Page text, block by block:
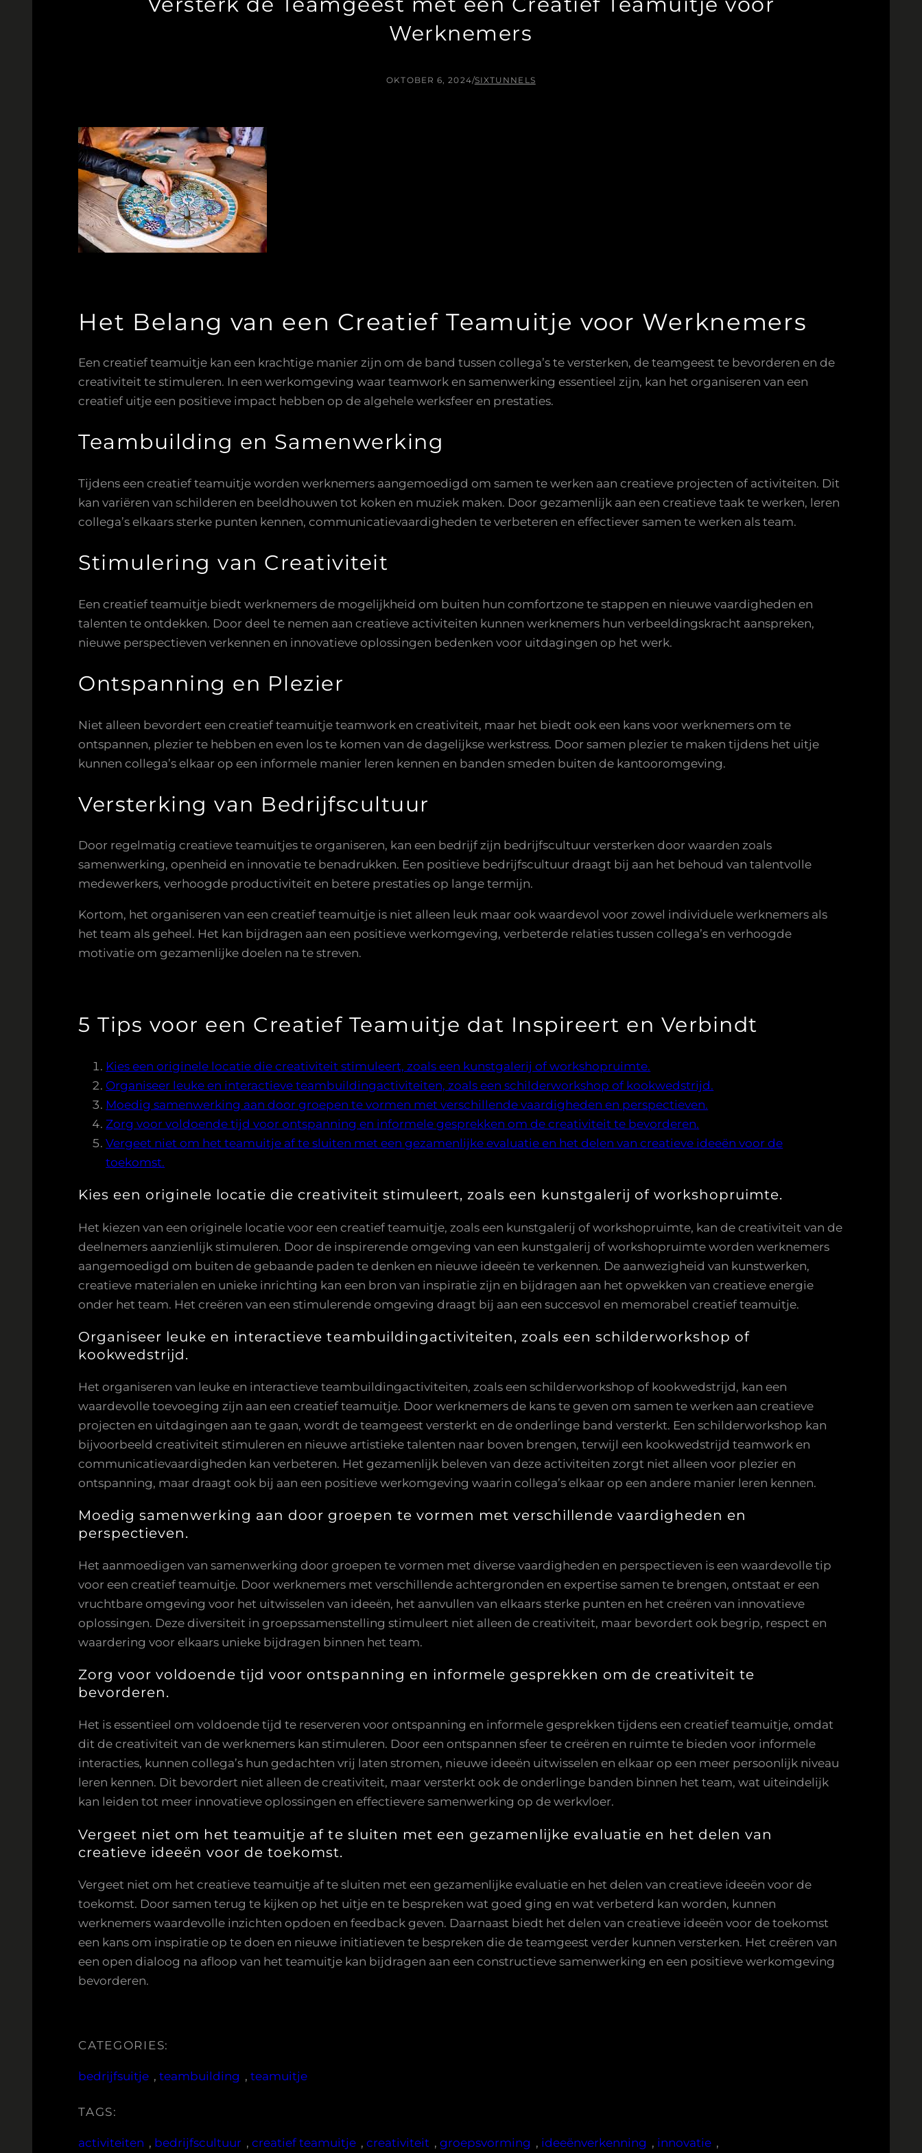
Werknemers
OKTOBER 6, 2024/SIXTUNNELS
Het Belang van een Creatief Teamuitje voor Werknemers
Een creatief teamuitje kan een krachtige manier zijn om de band tussen collega’s te versterken, de teamgeest te bevorderen en de
creativiteit te stimuleren. In een werkomgeving waar teamwork en samenwerking essentieel zijn, kan het organiseren van een
creatief uitje een positieve impact hebben op de algehele werksfeer en prestaties.
Teambuilding en Samenwerking
Tijdens een creatief teamuitje worden werknemers aangemoedigd om samen te werken aan creatieve projecten of activiteiten. Dit
kan variëren van schilderen en beeldhouwen tot koken en muziek maken. Door gezamenlijk aan een creatieve taak te werken, leren
collega’s elkaars sterke punten kennen, communicatievaardigheden te verbeteren en effectiever samen te werken als team.
Stimulering van Creativiteit
Een creatief teamuitje biedt werknemers de mogelijkheid om buiten hun comfortzone te stappen en nieuwe vaardigheden en
talenten te ontdekken. Door deel te nemen aan creatieve activiteiten kunnen werknemers hun verbeeldingskracht aanspreken,
nieuwe perspectieven verkennen en innovatieve oplossingen bedenken voor uitdagingen op het werk.
Ontspanning en Plezier
Niet alleen bevordert een creatief teamuitje teamwork en creativiteit, maar het biedt ook een kans voor werknemers om te
ontspannen, plezier te hebben en even los te komen van de dagelijkse werkstress. Door samen plezier te maken tijdens het uitje
kunnen collega’s elkaar op een informele manier leren kennen en banden smeden buiten de kantooromgeving.
Versterking van Bedrijfscultuur
Door regelmatig creatieve teamuitjes te organiseren, kan een bedrijf zijn bedrijfscultuur versterken door waarden zoals
samenwerking, openheid en innovatie te benadrukken. Een positieve bedrijfscultuur draagt bij aan het behoud van talentvolle
medewerkers, verhoogde productiviteit en betere prestaties op lange termijn.
Kortom, het organiseren van een creatief teamuitje is niet alleen leuk maar ook waardevol voor zowel individuele werknemers als
het team als geheel. Het kan bijdragen aan een positieve werkomgeving, verbeterde relaties tussen collega’s en verhoogde
motivatie om gezamenlijke doelen na te streven.
5 Tips voor een Creatief Teamuitje dat Inspireert en Verbindt
Kies een originele locatie die creativiteit stimuleert, zoals een kunstgalerij of workshopruimte.
Organiseer leuke en interactieve teambuildingactiviteiten, zoals een schilderworkshop of kookwedstrijd.
Moedig samenwerking aan door groepen te vormen met verschillende vaardigheden en perspectieven.
Zorg voor voldoende tijd voor ontspanning en informele gesprekken om de creativiteit te bevorderen.
Vergeet niet om het teamuitje af te sluiten met een gezamenlijke evaluatie en het delen van creatieve ideeën voor de
toekomst.
Kies een originele locatie die creativiteit stimuleert, zoals een kunstgalerij of workshopruimte.
Het kiezen van een originele locatie voor een creatief teamuitje, zoals een kunstgalerij of workshopruimte, kan de creativiteit van de
deelnemers aanzienlijk stimuleren. Door de inspirerende omgeving van een kunstgalerij of workshopruimte worden werknemers
aangemoedigd om buiten de gebaande paden te denken en nieuwe ideeën te verkennen. De aanwezigheid van kunstwerken,
creatieve materialen en unieke inrichting kan een bron van inspiratie zijn en bijdragen aan het opwekken van creatieve energie
onder het team. Het creëren van een stimulerende omgeving draagt bij aan een succesvol en memorabel creatief teamuitje.
Organiseer leuke en interactieve teambuildingactiviteiten, zoals een schilderworkshop of
kookwedstrijd.
Het organiseren van leuke en interactieve teambuildingactiviteiten, zoals een schilderworkshop of kookwedstrijd, kan een
waardevolle toevoeging zijn aan een creatief teamuitje. Door werknemers de kans te geven om samen te werken aan creatieve
projecten en uitdagingen aan te gaan, wordt de teamgeest versterkt en de onderlinge band versterkt. Een schilderworkshop kan
bijvoorbeeld creativiteit stimuleren en nieuwe artistieke talenten naar boven brengen, terwijl een kookwedstrijd teamwork en
communicatievaardigheden kan verbeteren. Het gezamenlijk beleven van deze activiteiten zorgt niet alleen voor plezier en
ontspanning, maar draagt ook bij aan een positieve werkomgeving waarin collega’s elkaar op een andere manier leren kennen.
Moedig samenwerking aan door groepen te vormen met verschillende vaardigheden en
perspectieven.
Het aanmoedigen van samenwerking door groepen te vormen met diverse vaardigheden en perspectieven is een waardevolle tip
voor een creatief teamuitje. Door werknemers met verschillende achtergronden en expertise samen te brengen, ontstaat er een
vruchtbare omgeving voor het uitwisselen van ideeën, het aanvullen van elkaars sterke punten en het creëren van innovatieve
oplossingen. Deze diversiteit in groepssamenstelling stimuleert niet alleen de creativiteit, maar bevordert ook begrip, respect en
waardering voor elkaars unieke bijdragen binnen het team.
Zorg voor voldoende tijd voor ontspanning en informele gesprekken om de creativiteit te
bevorderen.
Het is essentieel om voldoende tijd te reserveren voor ontspanning en informele gesprekken tijdens een creatief teamuitje, omdat
dit de creativiteit van de werknemers kan stimuleren. Door een ontspannen sfeer te creëren en ruimte te bieden voor informele
interacties, kunnen collega’s hun gedachten vrij laten stromen, nieuwe ideeën uitwisselen en elkaar op een meer persoonlijk niveau
leren kennen. Dit bevordert niet alleen de creativiteit, maar versterkt ook de onderlinge banden binnen het team, wat uiteindelijk
kan leiden tot meer innovatieve oplossingen en effectievere samenwerking op de werkvloer.
Vergeet niet om het teamuitje af te sluiten met een gezamenlijke evaluatie en het delen van
creatieve ideeën voor de toekomst.
Vergeet niet om het creatieve teamuitje af te sluiten met een gezamenlijke evaluatie en het delen van creatieve ideeën voor de
toekomst. Door samen terug te kijken op het uitje en te bespreken wat goed ging en wat verbeterd kan worden, kunnen
werknemers waardevolle inzichten opdoen en feedback geven. Daarnaast biedt het delen van creatieve ideeën voor de toekomst
een kans om inspiratie op te doen en nieuwe initiatieven te bespreken die de teamgeest verder kunnen versterken. Het creëren van
een open dialoog na afloop van het teamuitje kan bijdragen aan een constructieve samenwerking en een positieve werkomgeving
bevorderen.
CATEGORIES:
bedrijfsuitje , teambuilding , teamuitje
TAGS:
activiteiten , bedrijfscultuur , creatief teamuitje , creativiteit , groepsvorming , ideeënverkenning , innovatie ,